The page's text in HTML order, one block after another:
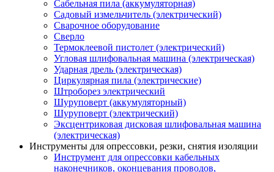
Сабельная пила (аккумуляторная)
Садовый измельчитель (электрический)
Сварочное оборудование
Сверло
Термоклеевой пистолет (электрический)
Угловая шлифовальная машина (электрическая)
Ударная дрель (электрическая)
Циркулярная пила (электрические)
Штроборез электрический
Шуруповерт (аккумуляторный)
Шуруповерт (электрический)
Эксцентриковая дисковая шлифовальная машина
(электрическая)
Инструменты для опрессовки, резки, снятия изоляции
Инструмент для опрессовки кабельных
наконечников, оконцевания проводов,